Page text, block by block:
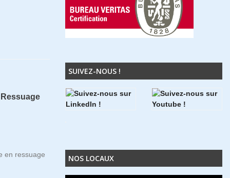
SUIVEZ-NOUS !
NOS LOCAUX
en ressuage